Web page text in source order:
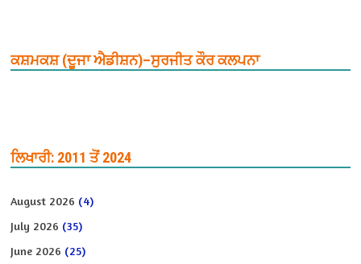
ਕਸ਼ਮਕਸ਼ (ਦੂਜਾ ਐਡੀਸ਼ਨ)–ਸੁਰਜੀਤ ਕੌਰ ਕਲਪਨਾ
ਲਿਖਾਰੀ: 2011 ਤੋਂ 2024
August 2026 (4)
July 2026 (35)
June 2026 (25)